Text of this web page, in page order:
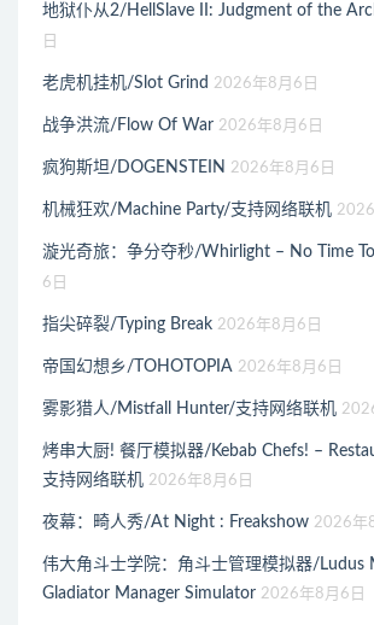
地狱仆从2/HellSlave II: Judgment of the
日
老虎机挂机/Slot Grind 2026年8月6日
战争洪流/Flow Of War 2026年8月6日
疯狗斯坦/DOGENSTEIN 2026年8月6日
机械狂欢/Machine Party/支持网络联机
漩光奇旅：争分夺秒/Whirlight – No Time
6日
指尖碎裂/Typing Break 2026年8月6日
帝国幻想乡/TOHOTOPIA 2026年8月6日
雾影猎人/Mistfall Hunter/支持网络联机
烤串大厨! 餐厅模拟器/Kebab Chefs! –
支持网络联机 2026年8月6日
夜幕：畸人秀/At Night : Freakshow 2026年
伟大角斗士学院：角斗士管理模拟器/Ludus
Gladiator Manager Simulator 2026年8月6日